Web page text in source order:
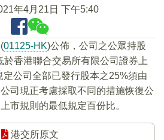
年4月21日 下午5:40
01125-HK)公佈，公司之公眾持股
香港聯合交易所有限公司證券上
公司全部已發行股本之25%須由
司現正考慮採取不同的措施恢復公
市規則的最低規定百份比。
港交所原文